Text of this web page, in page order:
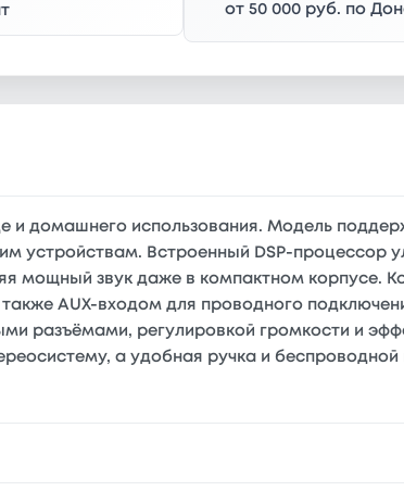
от 50 000 руб. по
и домашнего использования. Модель
устройствам. Встроенный DSP-процессор
мощный звук даже в компактном корпусе.
AUX-входом для проводного
разъёмами, регулировкой громкости и
а удобная ручка и беспроводной